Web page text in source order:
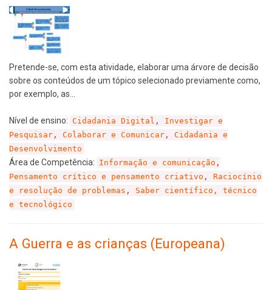
Pretende-se, com esta atividade, elaborar uma árvore de decisão
sobre os conteúdos de um tópico selecionado previamente como,
por exemplo, as…
Nível de ensino: Cidadania Digital , Investigar e
Pesquisar , Colaborar e Comunicar , Cidadania e
Desenvolvimento
Área de Competência: Informação e comunicação ,
Pensamento crítico e pensamento criativo , Raciocínio
e resolução de problemas , Saber científico, técnico
e tecnológico
A Guerra e as crianças (Europeana)